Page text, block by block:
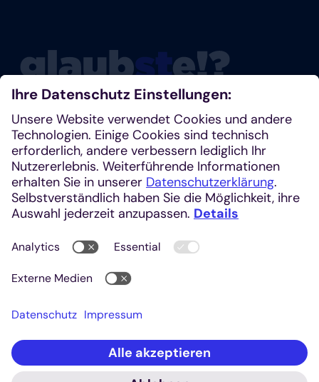
Glaubste nicht? Dann schau mal rein!
Klosterplatz 7, 52062 Aachen
+49 241 1685-242 (Redaktion)
kirchenzeitung@einhardverlag.de